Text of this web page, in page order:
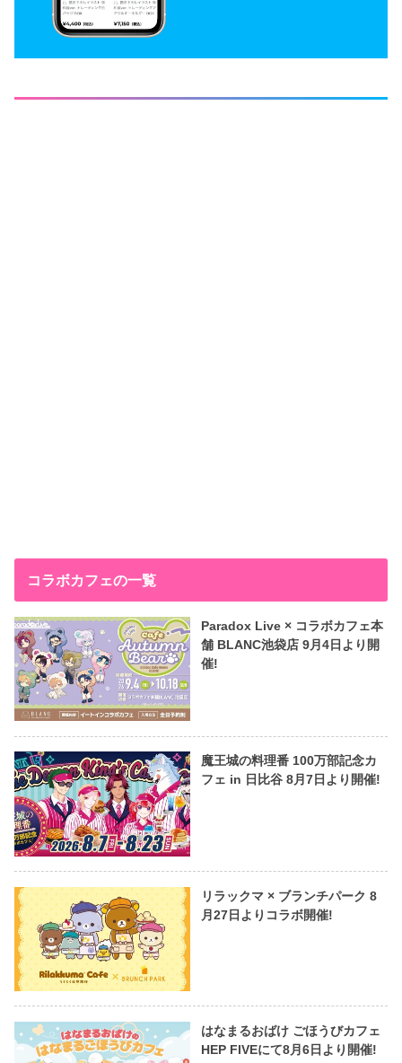
コラボカフェの一覧
Paradox Live × コラボカフェ本
舗 BLANC池袋店 9月4日より開
催!
魔王城の料理番 100万部記念カ
フェ in 日比谷 8月7日より開催!
リラックマ × ブランチパーク 8
月27日よりコラボ開催!
はなまるおばけ ごほうびカフェ
HEP FIVEにて8月6日より開催!